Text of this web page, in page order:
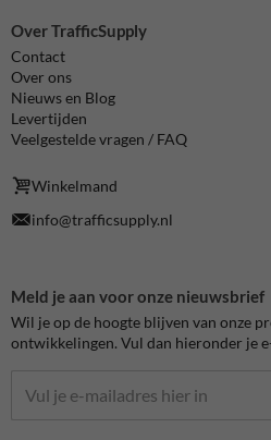
Over TrafficSupply
Contact
Over ons
Nieuws en Blog
Levertijden
Veelgestelde vragen / FAQ
Winkelmand
info@trafficsupply.nl
Meld je aan voor onze nieuwsbrief
Wil je op de hoogte blijven van onze
ontwikkelingen. Vul dan hieronder je